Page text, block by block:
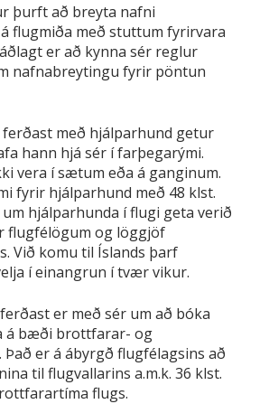
þurft að breyta nafni
flugmiða með stuttum fyrirvara
er að kynna sér reglur
nafnabreytingu fyrir pöntun
með hjálparhund getur
hann hjá sér í farþegarými.
vera í sætum eða á ganginum.
fyrir hjálparhund með 48 klst.
hjálparhunda í flugi geta verið
flugfélögum og löggjöf
Við komu til Íslands þarf
í einangrun í tvær vikur.
er með sér um að bóka
á bæði brottfarar- og
er á ábyrgð flugfélagsins að
til flugvallarins a.m.k. 36 klst.
flugs.